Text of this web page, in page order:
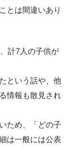
とは間違いあり
計7人の子供が
という話や、他
情報も散見され
ため、「どの子
は一般には公表